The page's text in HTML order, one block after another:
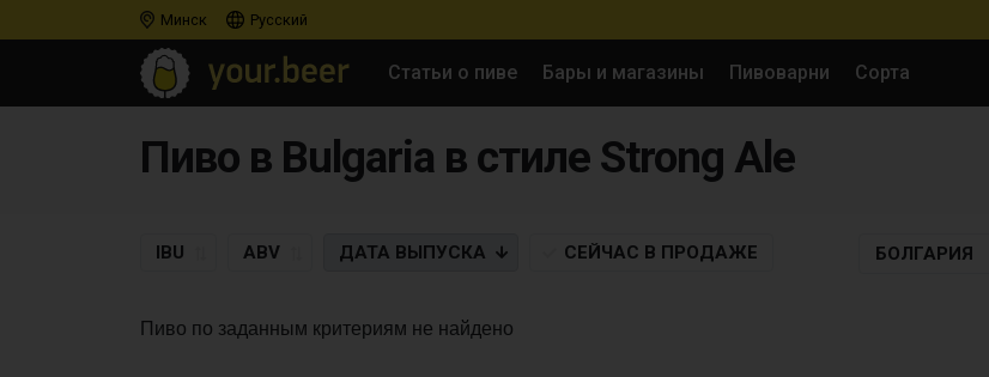
Минск Русский
Статьи о пиве Бары и магазины Пивоварни Сорта
Пиво в Bulgaria в стиле Strong Ale
IBU ABV ДАТА ВЫПУСКА СЕЙЧАС В ПРОДАЖЕ БОЛГАРИЯ
Пиво по заданным критериям не найдено